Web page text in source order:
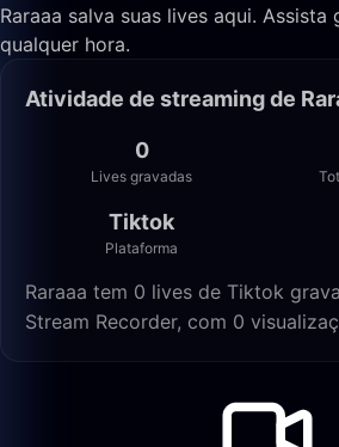
Raraaa salva suas lives aqui. Assista
qualquer hora.
Atividade de streaming de
0
Lives gravadas
Tiktok
Plataforma
Raraaa tem 0 lives de Tiktok
Stream Recorder, com 0